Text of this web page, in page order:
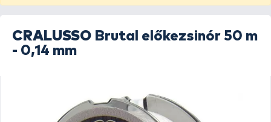
CRALUSSO Brutal előkezsinór 50 m
- 0,14 mm